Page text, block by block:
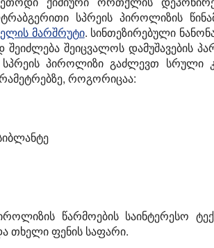
სპრეის პიროლიზის
მარშრუტი. სინთეზირებული
შეიცვალოს დამუშავების
პიროლიზი გაძლევთ სრული
როგორიცაა:
წარმოების საინტერესო
თხელი ფენის საფარი.